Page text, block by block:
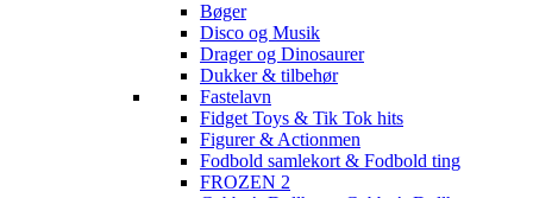
Bøger
Disco og Musik
Drager og Dinosaurer
Dukker & tilbehør
Fastelavn
Fidget Toys & Tik Tok hits
Figurer & Actionmen
Fodbold samlekort & Fodbold ting
FROZEN 2